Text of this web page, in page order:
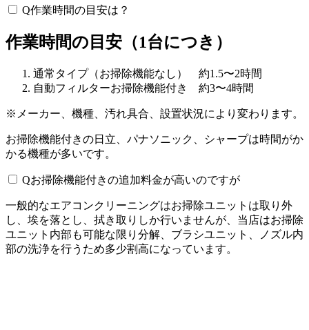
Q作業時間の目安は？
作業時間の目安（1台につき）
通常タイプ（お掃除機能なし） 約1.5〜2時間
自動フィルターお掃除機能付き 約3〜4時間
※メーカー、機種、汚れ具合、設置状況により変わります。
お掃除機能付きの日立、パナソニック、シャープは時間がか
かる機種が多いです。
Qお掃除機能付きの追加料金が高いのですが
一般的なエアコンクリーニングはお掃除ユニットは取り外
し、埃を落とし、拭き取りしか行いませんが、当店はお掃除
ユニット内部も可能な限り分解、ブラシユニット、ノズル内
部の洗浄を行うため多少割高になっています。